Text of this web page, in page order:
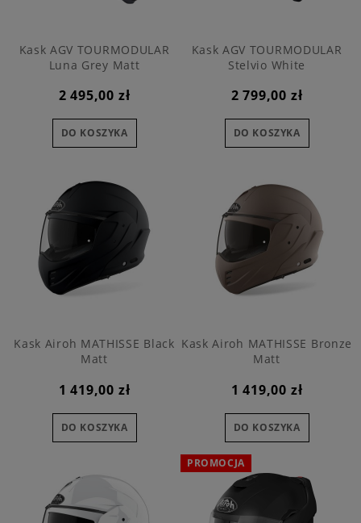
Kask AGV TOURMODULAR
Luna Grey Matt
2 495,00 zł
DO KOSZYKA
Kask AGV TOURMODULAR
Stelvio White
2 799,00 zł
DO KOSZYKA
Kask Airoh MATHISSE Black
Matt
1 419,00 zł
DO KOSZYKA
Kask Airoh MATHISSE Bronze
Matt
1 419,00 zł
DO KOSZYKA
PROMOCJA